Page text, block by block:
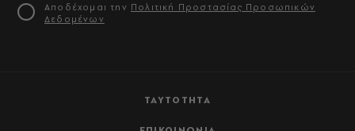
ΤΑΥΤΟΤΗΤΑ
Αποδέχομαι την Πολιτική Προστασίας Προσωπικών
Δεδομένων